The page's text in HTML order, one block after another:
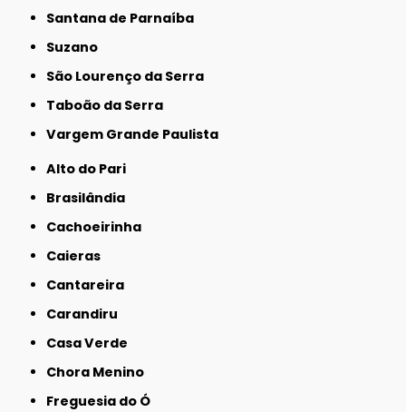
Santana de Parnaíba
Suzano
São Lourenço da Serra
Taboão da Serra
Vargem Grande Paulista
Alto do Pari
Brasilândia
Cachoeirinha
Caieras
Cantareira
Carandiru
Casa Verde
Chora Menino
Freguesia do Ó